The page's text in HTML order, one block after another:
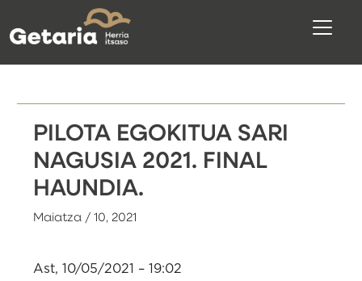
PILOTA EGOKITUA SARI
NAGUSIA 2021. FINAL
HAUNDIA.
Maiatza / 10, 2021
Ast, 10/05/2021 – 19:02